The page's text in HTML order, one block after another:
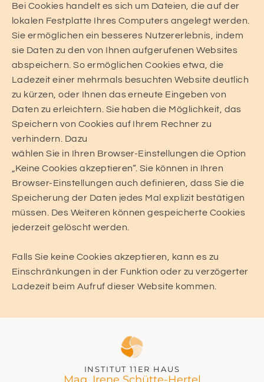
Bei Cookies handelt es sich um Dateien, die auf der
lokalen Festplatte Ihres Computers angelegt werden.
Sie ermöglichen ein besseres Nutzererlebnis, indem
sie Daten zu den von Ihnen aufgerufenen Websites
abspeichern. So ermöglichen Cookies etwa, die
Ladezeit einer mehrmals besuchten Website deutlich
zu kürzen, oder Ihnen das erneute Eingeben von
Daten zu erleichtern. Sie haben die Möglichkeit, das
Speichern von Cookies auf Ihrem Rechner zu
verhindern. Dazu
wählen Sie in Ihren Browser-Einstellungen die Option
„Keine Cookies akzeptieren“. Sie können in Ihren
Browser-Einstellungen auch definieren, dass Sie die
Speicherung der Daten jedes Mal explizit bestätigen
müssen. Des Weiteren können gespeicherte Cookies
jederzeit gelöscht werden.
Falls Sie keine Cookies akzeptieren, kann es zu
Einschränkungen in der Funktion oder zu verzögerter
Ladezeit beim Aufruf dieser Website kommen.
INSTITUT 11ER HAUS